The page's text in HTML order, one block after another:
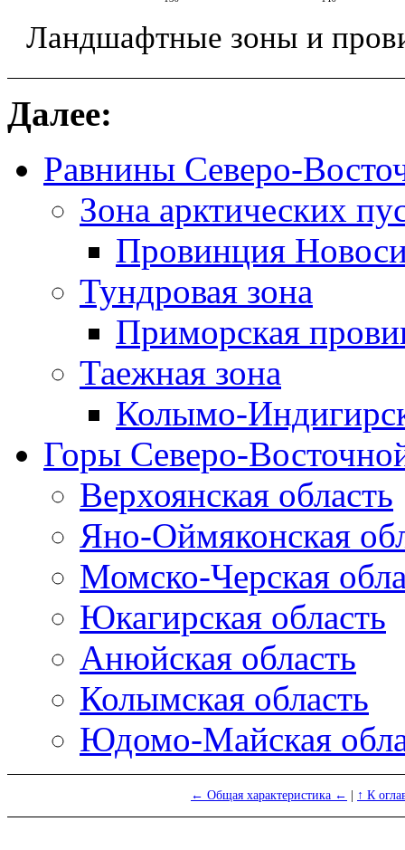
Ландшафтные зоны и
Далее:
Равнины Северо-
Зона арктических
Провинция
Тундровая зона
Приморская
Таежная зона
Колымо-
Горы Северо-
Верхоянская область
Яно-Оймяконская
Момско-Черская
Юкагирская область
Анюйская область
Колымская область
Юдомо-Майская
← Общая характеристика ← | ↑ К